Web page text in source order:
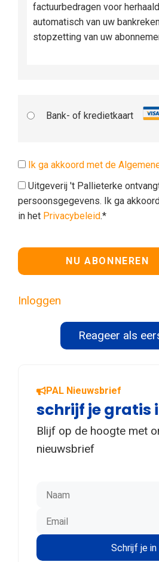
factuurbedragen voor
automatisch van uw
stopzetting van uw
Bank- of kredietkaart
Ik ga akkoord met de
Uitgeverij 't Pallieterke
persoonsgegevens. Ik ga
in het Privacybeleid.*
Geen waarde
Inloggen
Reageer als
PAL Nieuwsbrief
schrijf je gratis
Blijf op de hoogte met
nieuwsbrief